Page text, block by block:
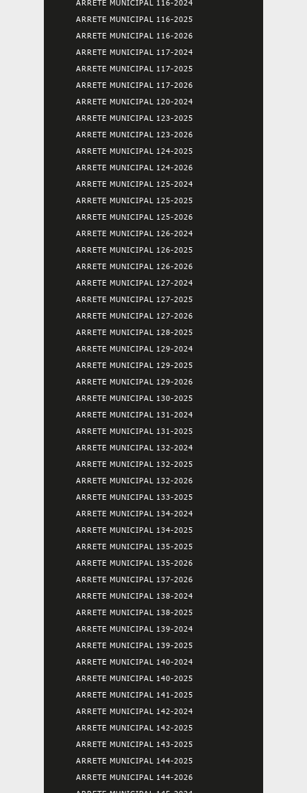
ARRETE MUNICIPAL 116-2024
ARRETE MUNICIPAL 116-2025
ARRETE MUNICIPAL 116-2026
ARRETE MUNICIPAL 117-2024
ARRETE MUNICIPAL 117-2025
ARRETE MUNICIPAL 117-2026
ARRETE MUNICIPAL 120-2024
ARRETE MUNICIPAL 123-2025
ARRETE MUNICIPAL 123-2026
ARRETE MUNICIPAL 124-2025
ARRETE MUNICIPAL 124-2026
ARRETE MUNICIPAL 125-2024
ARRETE MUNICIPAL 125-2025
ARRETE MUNICIPAL 125-2026
ARRETE MUNICIPAL 126-2024
ARRETE MUNICIPAL 126-2025
ARRETE MUNICIPAL 126-2026
ARRETE MUNICIPAL 127-2024
ARRETE MUNICIPAL 127-2025
ARRETE MUNICIPAL 127-2026
ARRETE MUNICIPAL 128-2025
ARRETE MUNICIPAL 129-2024
ARRETE MUNICIPAL 129-2025
ARRETE MUNICIPAL 129-2026
ARRETE MUNICIPAL 130-2025
ARRETE MUNICIPAL 131-2024
ARRETE MUNICIPAL 131-2025
ARRETE MUNICIPAL 132-2024
ARRETE MUNICIPAL 132-2025
ARRETE MUNICIPAL 132-2026
ARRETE MUNICIPAL 133-2025
ARRETE MUNICIPAL 134-2024
ARRETE MUNICIPAL 134-2025
ARRETE MUNICIPAL 135-2025
ARRETE MUNICIPAL 135-2026
ARRETE MUNICIPAL 137-2026
ARRETE MUNICIPAL 138-2024
ARRETE MUNICIPAL 138-2025
ARRETE MUNICIPAL 139-2024
ARRETE MUNICIPAL 139-2025
ARRETE MUNICIPAL 140-2024
ARRETE MUNICIPAL 140-2025
ARRETE MUNICIPAL 141-2025
ARRETE MUNICIPAL 142-2024
ARRETE MUNICIPAL 142-2025
ARRETE MUNICIPAL 143-2025
ARRETE MUNICIPAL 144-2025
ARRETE MUNICIPAL 144-2026